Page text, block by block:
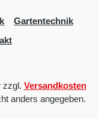
Gartentechnik
zzgl. Versandkosten
anders angegeben.